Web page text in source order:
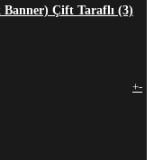
Çift Taraflı (3)
+-